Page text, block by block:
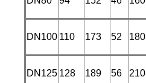
DN100 110 173 52 180
DN125 128 189 56 210